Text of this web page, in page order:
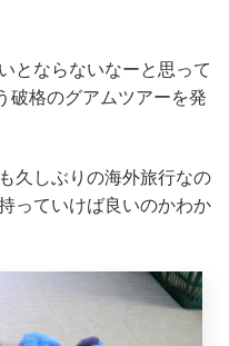
とならないなーと思って
破格のグアムツアーを発
久しぶりの海外旅行なの
っていけば良いのかわか